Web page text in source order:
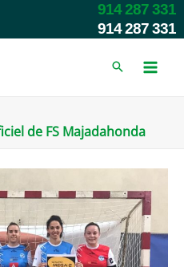
914 287 331
914 287 331
de FS Majadahonda